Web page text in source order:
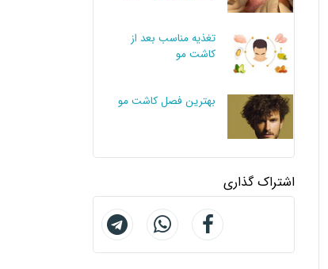
تغذیه مناسب بعد از
کاشت مو
بهترین فصل کاشت مو
اشتراک گذاری